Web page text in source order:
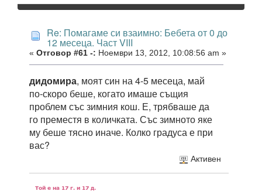
Re: Помагаме си взаимно: Бебета от 0 до
12 месеца. Част VIII
« Отговор #61 -: Ноември 13, 2012, 10:08:56 am »
дидомира, моят син на 4-5 месеца, май
по-скоро беше, когато имаше същия
проблем със зимния кош. Е, трябваше да
го преместя в количката. Със зимното яке
му беше тясно иначе. Колко градуса е при
вас?
Активен